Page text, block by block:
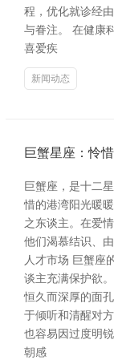
程，优化就诊经
与眷注。 在健康
喜爱疾
新闻动态
巨蟹星座：怜
巨蟹座，是十二
惜的港湾阳光暖
之东谈主。在爱
他们渴慕结识、
人才市场 巨蟹座
谈主充满保护欲
恒久而深厚的面
于倾听和清醒对
也容易因过度明
朝感